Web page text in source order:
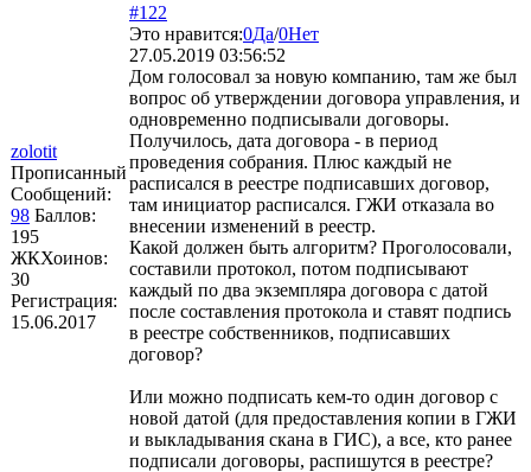
zolotit
Прописанный
Сообщений:
98 Баллов:
195
ЖКХоинов:
30
Регистрация:
15.06.2017
#122
Это нравится:0Да/0Нет
27.05.2019 03:56:52
Дом голосовал за новую компанию, там же был
вопрос об утверждении договора управления, и
одновременно подписывали договоры.
Получилось, дата договора - в период
проведения собрания. Плюс каждый не
расписался в реестре подписавших договор,
там инициатор расписался. ГЖИ отказала во
внесении изменений в реестр.
Какой должен быть алгоритм? Проголосовали,
составили протокол, потом подписывают
каждый по два экземпляра договора с датой
после составления протокола и ставят подпись
в реестре собственников, подписавших
договор?
Или можно подписать кем-то один договор с
новой датой (для предоставления копии в ГЖИ
и выкладывания скана в ГИС), а все, кто ранее
подписали договоры, распишутся в реестре?